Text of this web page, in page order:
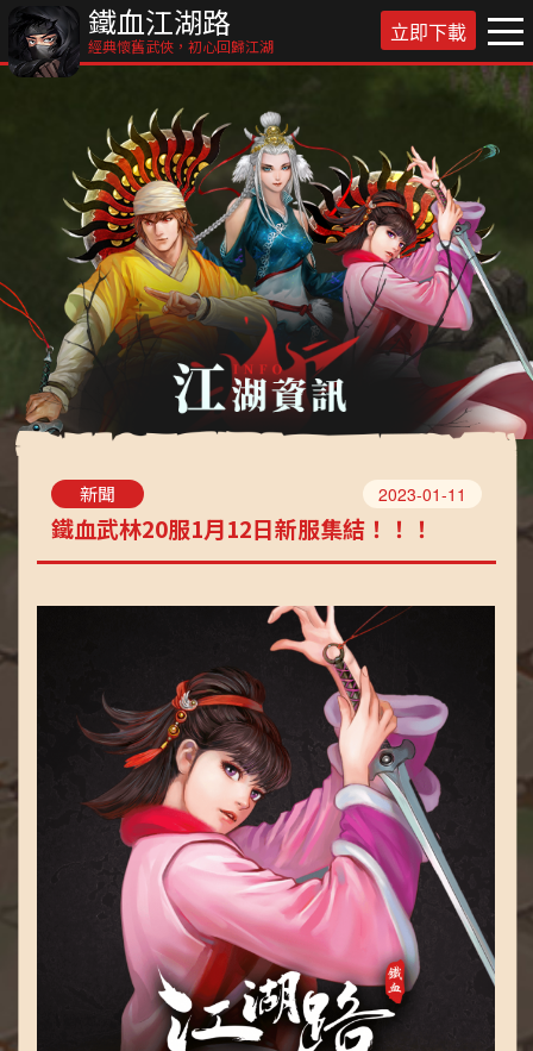
鐵血江湖路
經典懷舊武俠，初心回歸江湖
立即下載
新聞
鐵血武林20服1月12日新服集結！！！
2023-01-11